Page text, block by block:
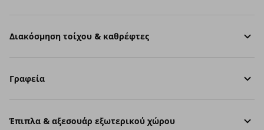
Διακόσμηση τοίχου & καθρέφτες
Γραφεία
Έπιπλα & αξεσουάρ εξωτερικού χώρου